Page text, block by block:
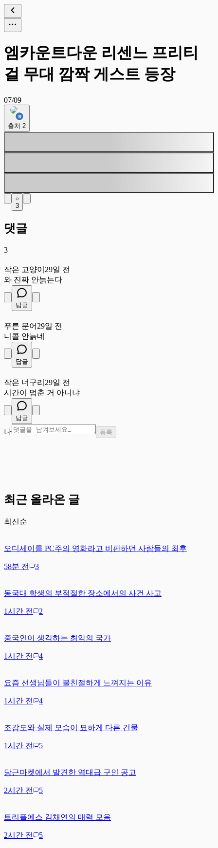
엠카운트다운 리센느 프리티
걸 무대 깜짝 게스트 등장
07/09
출처 2
3
댓글
3
작은 고양이 29일 전
와 진짜 안늙는다
답글
푸른 문어 29일 전
니콜 안늙네
답글
작은 너구리 29일 전
시간이 멈춘 거 아니냐
답글
나 등록
최근 올라온 글
최신순
오디세이를 PC주의 영화라고 비판하던 사람들의 최후
58분 전 3
동국대 학생의 부적절한 장소에서의 사건 사고
1시간 전 2
중국인이 생각하는 최악의 국가
1시간 전 4
요즘 선생님들이 불친절하게 느껴지는 이유
1시간 전 4
조감도와 실제 모습이 묘하게 다른 건물
1시간 전 5
당근마켓에서 발견한 역대급 구인 공고
2시간 전 5
트리플에스 김채연의 매력 모음
2시간 전 5